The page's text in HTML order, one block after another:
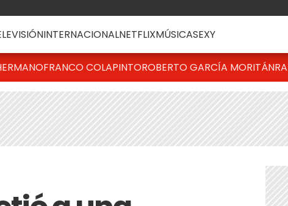
INTERNACIONALNETFLIXMÚSICASEXY
FRANCO COLAPINTOROBERTO GARCÍA MORITÁN